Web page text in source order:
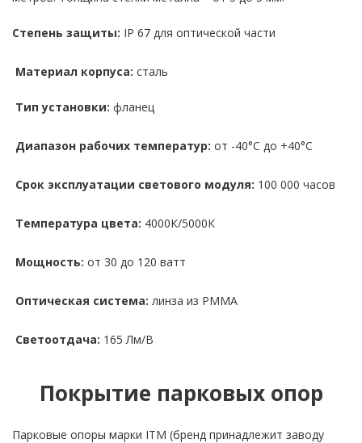
Степень защиты: IP 67 для оптической части
Материал корпуса: сталь
Тип установки: фланец
Диапазон рабочих температур: от -40°С до +40°С
Срок эксплуатации светового модуля: 100 000 часов
Температура цвета: 4000К/5000К
Мощность: от 30 до 120 ватт
Оптическая система: линза из PMMA
Светоотдача: 165 Лм/В
Покрытие парковых опор
Парковые опоры марки ITM (бренд принадлежит заводу